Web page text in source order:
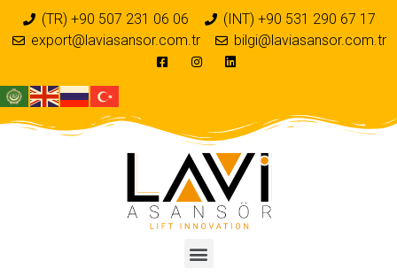
(TR) +90 507 231 06 06
(INT) +90 531 290 67 17
export@laviasansor.com.tr
bilgi@laviasansor.com.tr